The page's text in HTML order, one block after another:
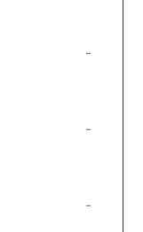
-
-
-